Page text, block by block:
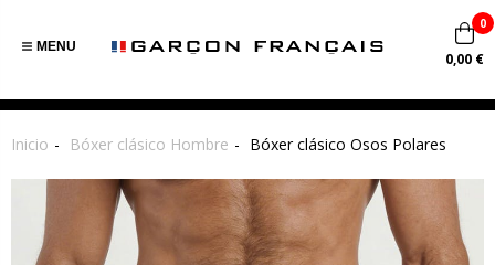
MENU
0
0,00 €
Inicio Bóxer clásico Hombre Bóxer clásico Osos Polares